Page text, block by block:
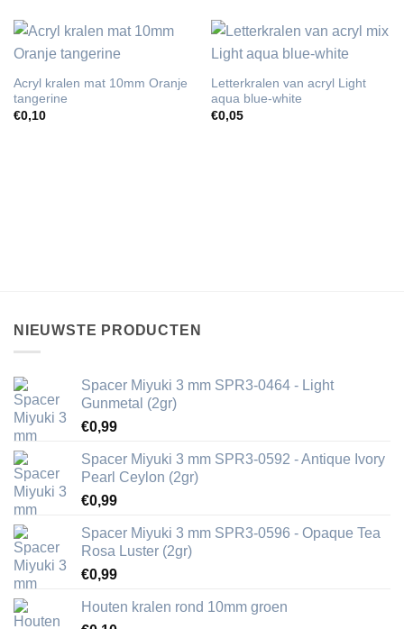
Acryl kralen mat 10mm Oranje
tangerine
€0,10
Letterkralen van acryl Light
aqua blue-white
€0,05
NIEUWSTE PRODUCTEN
Spacer Miyuki 3 mm SPR3-0464 - Light
Gunmetal (2gr)
€0,99
Spacer Miyuki 3 mm SPR3-0592 - Antique Ivory
Pearl Ceylon (2gr)
€0,99
Spacer Miyuki 3 mm SPR3-0596 - Opaque Tea
Rosa Luster (2gr)
€0,99
Houten kralen rond 10mm groen